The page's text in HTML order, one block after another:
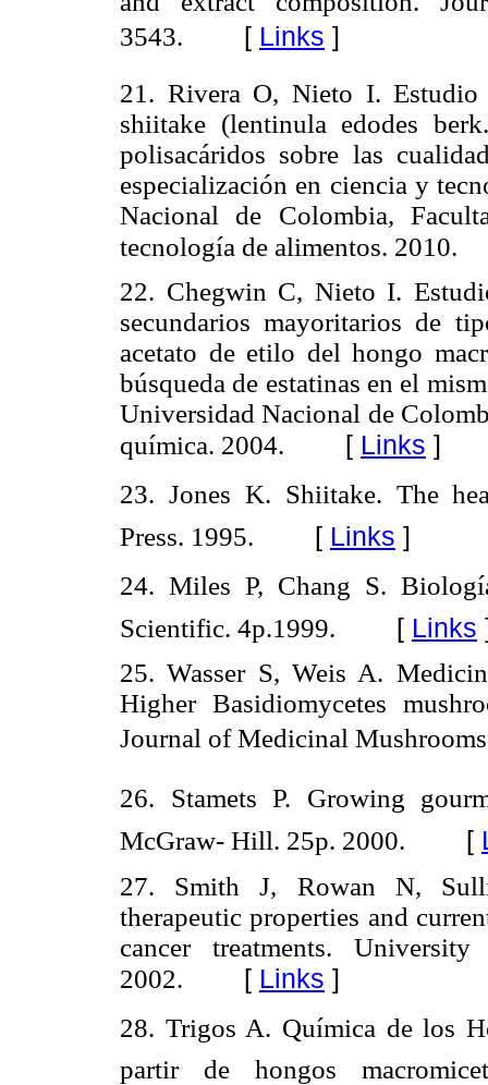
3543. [ Links ]
21. Rivera O, Nieto I.
shiitake (lentinula edodes
polisacáridos sobre las
especialización en ciencia y
Nacional de Colombia,
tecnología de alimentos. 2010.
22. Chegwin C, Nieto I.
secundarios mayoritarios de
acetato de etilo del hongo
búsqueda de estatinas en el
Universidad Nacional de
química. 2004. [ Links ]
23. Jones K. Shiitake. The
Press. 1995. [ Links ]
24. Miles P, Chang S.
Scientific. 4p.1999. [ Links
25. Wasser S, Weis A.
Higher Basidiomycetes
Journal of Medicinal
26. Stamets P. Growing
McGraw- Hill. 25p. 2000. [
27. Smith J, Rowan N,
therapeutic properties and
cancer treatments.
2002. [ Links ]
28. Trigos A. Química de los
partir de hongos